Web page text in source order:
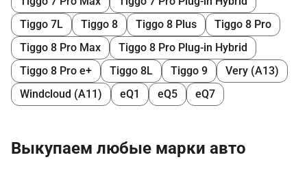
Tiggo 7L
Tiggo 8 Tiggo 8 Plus
Tiggo 8 Pro
Tiggo 8 Pro Max
Tiggo 8 Pro Plug-in Hybrid
Tiggo 8 Pro e+
Tiggo 8L Tiggo 9
Very (A13)
Windcloud (A11)
eQ1 eQ5 eQ7
Выкупаем любые марки авто